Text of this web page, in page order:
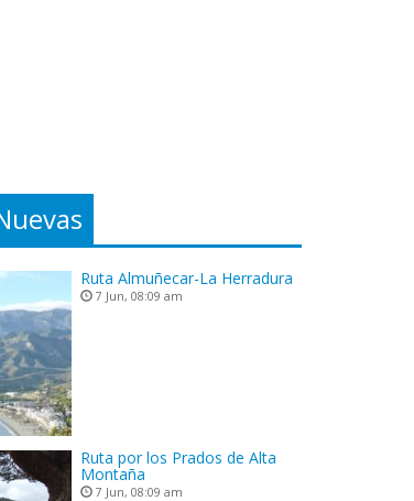
Ruta Almuñecar-La Herradura
7 Jun, 08:09 am
Ruta por los Prados de Alta
Montaña
7 Jun, 08:09 am